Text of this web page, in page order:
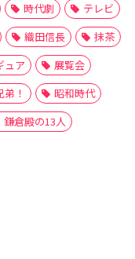
時代劇
テレビ
織田信長
抹茶
ュア
展覧会
弟！
昭和時代
鎌倉殿の13人